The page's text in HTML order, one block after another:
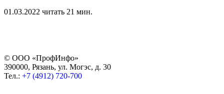
01.03.2022 читать 21 мин.
© ООО «ПрофИнфо»
390000, Рязань, ул. Могэс, д. 30
Тел.: +7 (4912) 720-700